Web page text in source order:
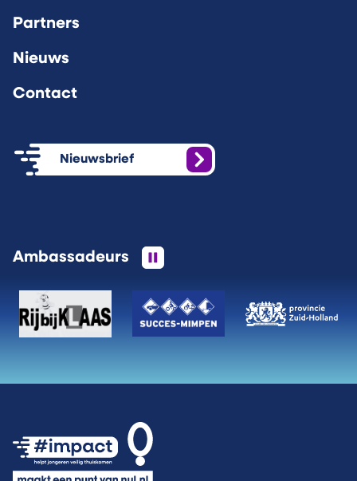
Partners
Nieuws
Contact
Nieuwsbrief
Ambassadeurs